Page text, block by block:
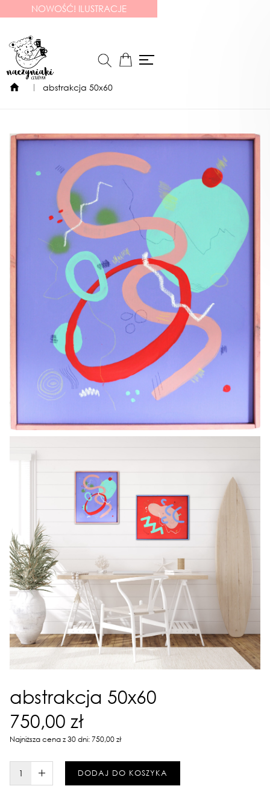
NOWOŚĆ! ILUSTRACJE
abstrakcja 50x60
abstrakcja 50x60
750,00 zł
Najniższa cena z 30 dni: 750,00 zł
W KOSZYKU :)DODAJ DO KOSZYKA